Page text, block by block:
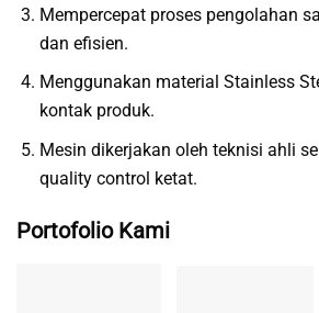
Mempercepat proses pengolahan
dan efisien.
Menggunakan material Stainless
kontak produk.
Mesin dikerjakan oleh teknisi ahli
quality control ketat.
Portofolio Kami